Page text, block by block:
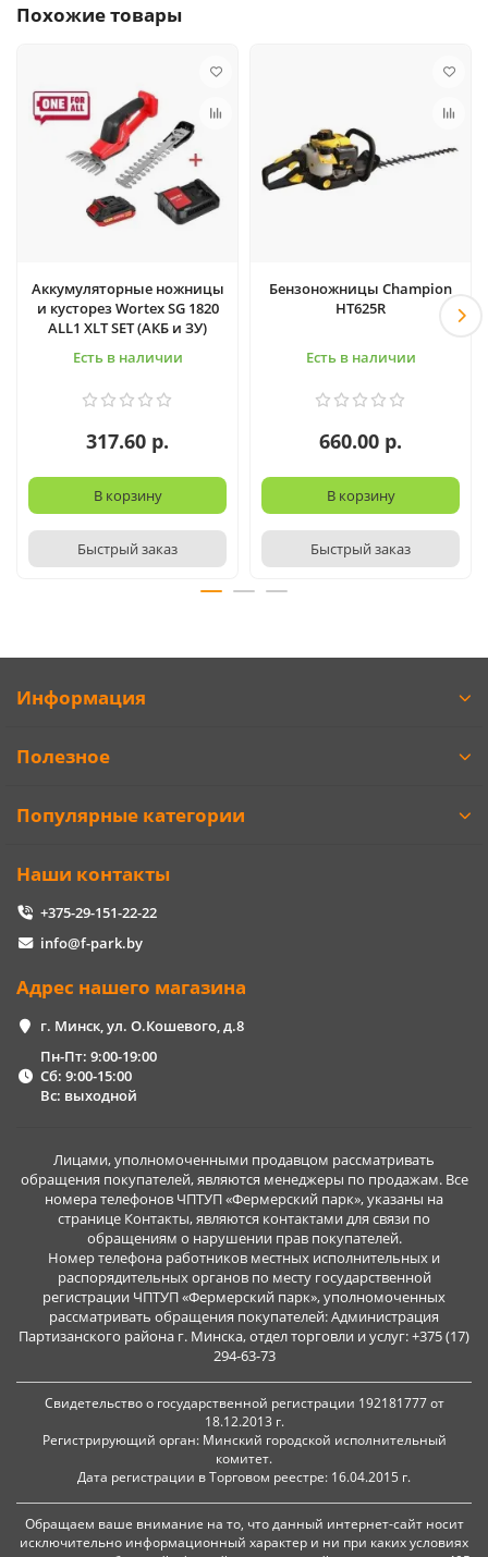
Похожие товары
Аккумуляторные ножницы
и кусторез Wortex SG 1820
ALL1 XLT SET (АКБ и ЗУ)
Есть в наличии
317.60 р.
В корзину
Быстрый заказ
Бензоножницы Champion
HT625R
Есть в наличии
660.00 р.
В корзину
Быстрый заказ
Информация
Полезное
Популярные категории
Наши контакты
+375-29-151-22-22
info@f-park.by
Адрес нашего магазина
г. Минск, ул. О.Кошевого, д.8
Пн-Пт: 9:00-19:00
Сб: 9:00-15:00
Вс: выходной
Лицами, уполномоченными продавцом рассматривать
обращения покупателей, являются менеджеры по продажам. Все
номера телефонов ЧПТУП «Фермерский парк», указаны на
странице Контакты, являются контактами для связи по
обращениям о нарушении прав покупателей.
Номер телефона работников местных исполнительных и
распорядительных органов по месту государственной
регистрации ЧПТУП «Фермерский парк», уполномоченных
рассматривать обращения покупателей: Администрация
Партизанского района г. Минска, отдел торговли и услуг: +375 (17)
294-63-73
Свидетельство о государственной регистрации 192181777 от
18.12.2013 г.
Регистрирующий орган: Минский городской исполнительный
комитет.
Дата регистрации в Торговом реестре: 16.04.2015 г.
Обращаем ваше внимание на то, что данный интернет-сайт носит
исключительно информационный характер и ни при каких условиях